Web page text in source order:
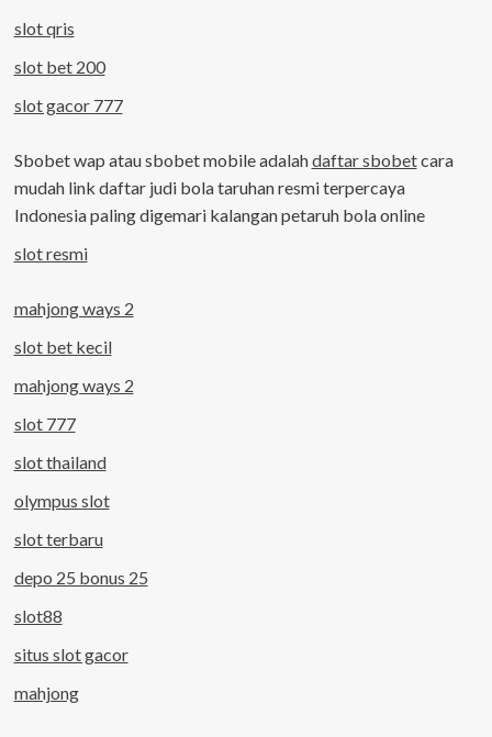
slot qris
slot bet 200
slot gacor 777
Sbobet wap atau sbobet mobile adalahdaftar sbobetcara
mudah link daftar judi bola taruhan resmi terpercaya
Indonesia paling digemari kalangan petaruh bola online
slot resmi
mahjong ways 2
slot bet kecil
mahjong ways 2
slot 777
slot thailand
olympus slot
slot terbaru
depo 25 bonus 25
slot88
situs slot gacor
mahjong